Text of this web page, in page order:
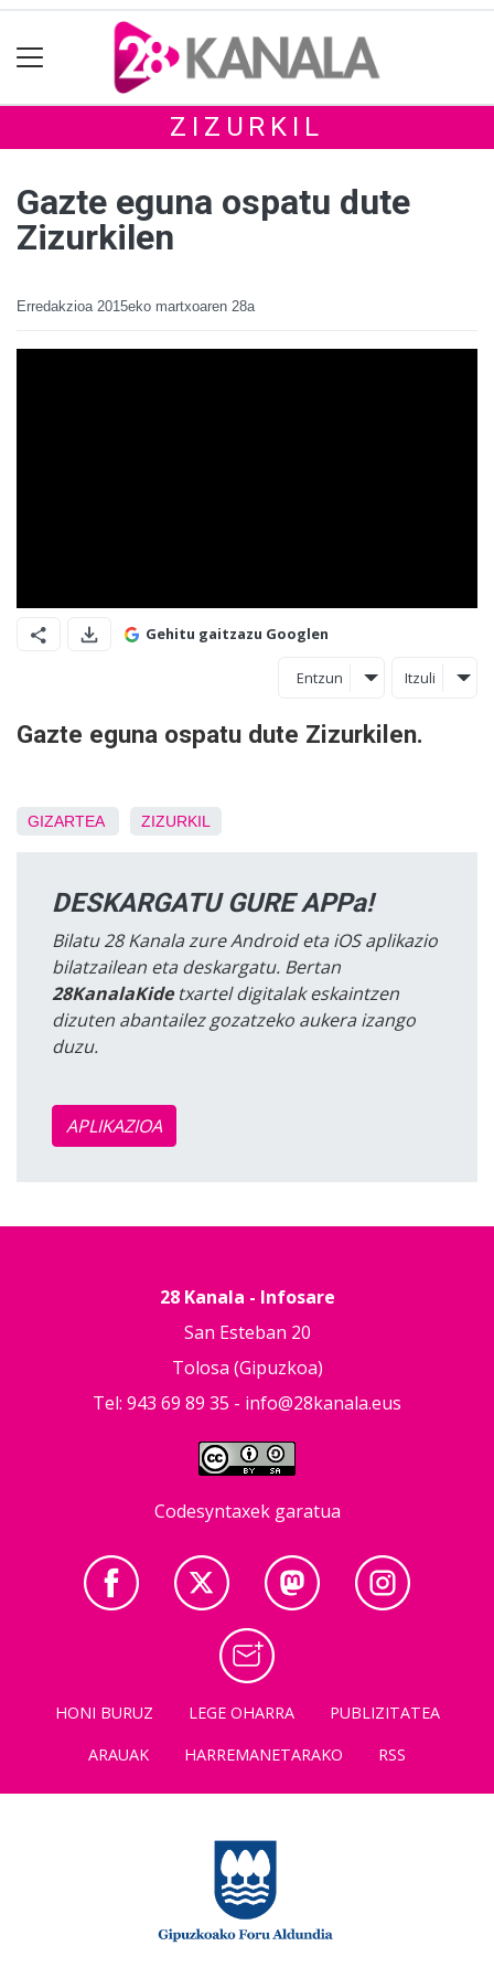
ZIZURKIL
Gazte eguna ospatu dute
Zizurkilen
Erredakzioa 2015eko martxoaren 28a
Gehitu gaitzazu Googlen
Entzun Itzuli
Gazte eguna ospatu dute Zizurkilen.
GIZARTEA ZIZURKIL
DESKARGATU GURE APPa!
Bilatu 28 Kanala zure Android eta iOS aplikazio
bilatzailean eta deskargatu. Bertan
28KanalaKidetxartel digitalak eskaintzen
dizuten abantailez gozatzeko aukera izango
duzu.
APLIKAZIOA
28 Kanala - Infosare
San Esteban 20
Tolosa (Gipuzkoa)
Tel: 943 69 89 35 - info@28kanala.eus
Codesyntaxek garatua
HONI BURUZ LEGE OHARRA
PUBLIZITATEA
ARAUAK
HARREMANETARAKO RSS